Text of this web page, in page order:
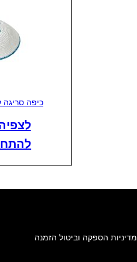
כיפה סריגה
מדיניות הספקה וביטול הזמנה